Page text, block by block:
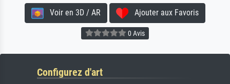
Voir en 3D / AR Ajouter aux Favoris
0 Avis
Configurez d'art